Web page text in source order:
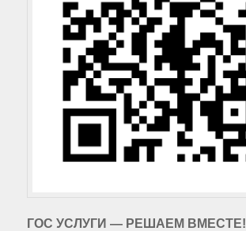
ГОС УСЛУГИ — РЕШАЕМ ВМЕСТЕ!